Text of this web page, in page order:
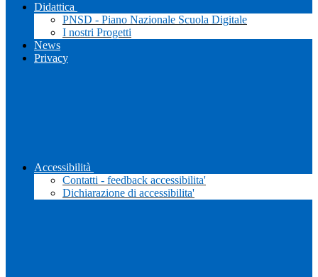
Didattica
PNSD - Piano Nazionale Scuola Digitale
I nostri Progetti
News
Privacy
Accessibilità
Contatti - feedback accessibilita'
Dichiarazione di accessibilita'